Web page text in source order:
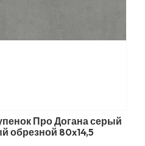
Про Догана серый
обрезной 80x14,5